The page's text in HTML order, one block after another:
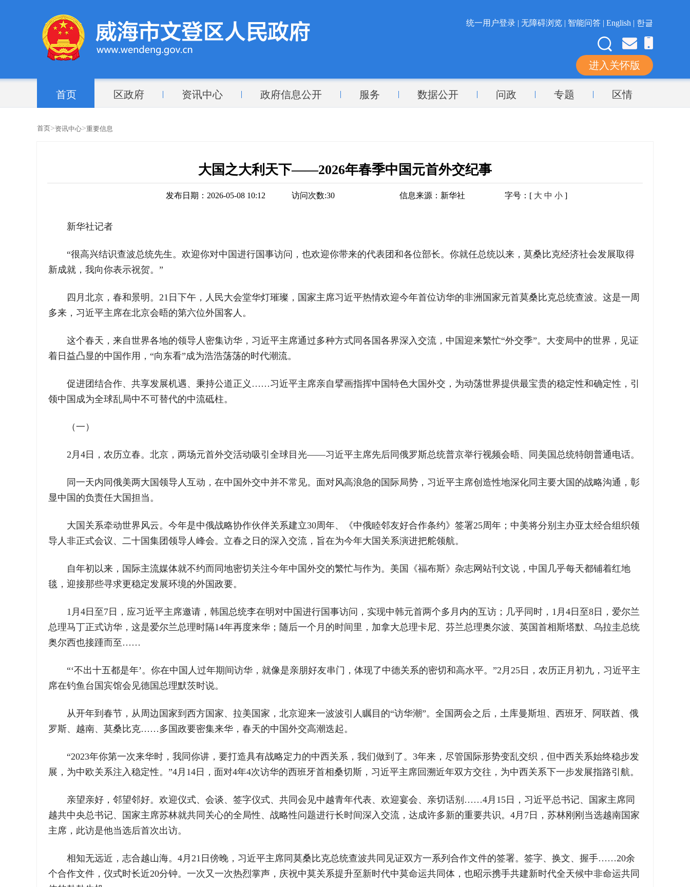
统一用户登录 | 无障碍浏览 | 智能问答 | English | 한글
进入关怀版
首页 区政府 资讯中心 政府信息公开 服务 数据公开 问政 专题 区情
首页>资讯中心>重要信息
大国之大利天下——2026年春季中国元首外交纪事
发布日期：2026-05-08 10:12 访问次数:30 信息来源： 新华社 字号：[ 大 中 小 ]
新华社记者
“很高兴结识查波总统先生。欢迎你对中国进行国事访问，也欢迎你带来的代表团和各位部长。你就任总统以来，莫桑比克经济社会发展取得
新成就，我向你表示祝贺。”
四月北京，春和景明。21日下午，人民大会堂华灯璀璨，国家主席习近平热情欢迎今年首位访华的非洲国家元首莫桑比克总统查波。这是一周
多来，习近平主席在北京会晤的第六位外国客人。
这个春天，来自世界各地的领导人密集访华，习近平主席通过多种方式同各国各界深入交流，中国迎来繁忙“外交季”。大变局中的世界，见证
着日益凸显的中国作用，“向东看”成为浩浩荡荡的时代潮流。
促进团结合作、共享发展机遇、秉持公道正义……习近平主席亲自擘画指挥中国特色大国外交，为动荡世界提供最宝贵的稳定性和确定性，引
领中国成为全球乱局中不可替代的中流砥柱。
（一）
2月4日，农历立春。北京，两场元首外交活动吸引全球目光——习近平主席先后同俄罗斯总统普京举行视频会晤、同美国总统特朗普通电话。
同一天内同俄美两大国领导人互动，在中国外交中并不常见。面对风高浪急的国际局势，习近平主席创造性地深化同主要大国的战略沟通，彰
显中国的负责任大国担当。
大国关系牵动世界风云。今年是中俄战略协作伙伴关系建立30周年、《中俄睦邻友好合作条约》签署25周年；中美将分别主办亚太经合组织领
导人非正式会议、二十国集团领导人峰会。立春之日的深入交流，旨在为今年大国关系演进把舵领航。
自年初以来，国际主流媒体就不约而同地密切关注今年中国外交的繁忙与作为。美国《福布斯》杂志网站刊文说，中国几乎每天都铺着红地
毯，迎接那些寻求更稳定发展环境的外国政要。
1月4日至7日，应习近平主席邀请，韩国总统李在明对中国进行国事访问，实现中韩元首两个多月内的互访；几乎同时，1月4日至8日，爱尔兰
总理马丁正式访华，这是爱尔兰总理时隔14年再度来华；随后一个月的时间里，加拿大总理卡尼、芬兰总理奥尔波、英国首相斯塔默、乌拉圭总统
奥尔西也接踵而至……
“‘不出十五都是年’。你在中国人过年期间访华，就像是亲朋好友串门，体现了中德关系的密切和高水平。”2月25日，农历正月初九，习近平主
席在钓鱼台国宾馆会见德国总理默茨时说。
从开年到春节，从周边国家到西方国家、拉美国家，北京迎来一波波引人瞩目的“访华潮”。全国两会之后，土库曼斯坦、西班牙、阿联酋、俄
罗斯、越南、莫桑比克……多国政要密集来华，春天的中国外交高潮迭起。
“2023年你第一次来华时，我同你讲，要打造具有战略定力的中西关系，我们做到了。3年来，尽管国际形势变乱交织，但中西关系始终稳步发
展，为中欧关系注入稳定性。”4月14日，面对4年4次访华的西班牙首相桑切斯，习近平主席回溯近年双方交往，为中西关系下一步发展指路引航。
亲望亲好，邻望邻好。欢迎仪式、会谈、签字仪式、共同会见中越青年代表、欢迎宴会、亲切话别……4月15日，习近平总书记、国家主席同
越共中央总书记、国家主席苏林就共同关心的全局性、战略性问题进行长时间深入交流，达成许多新的重要共识。4月7日，苏林刚刚当选越南国家
主席，此访是他当选后首次出访。
相知无远近，志合越山海。4月21日傍晚，习近平主席同莫桑比克总统查波共同见证双方一系列合作文件的签署。签字、换文、握手……20余
个合作文件，仪式时长近20分钟。一次又一次热烈掌声，庆祝中莫关系提升至新时代中莫命运共同体，也昭示携手共建新时代全天候中非命运共同